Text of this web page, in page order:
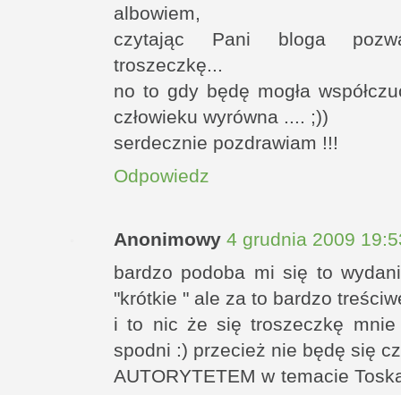
albowiem,
czytając Pani bloga
troszeczkę...
no to gdy będę mogła
człowieku wyrówna .... ;))
serdecznie pozdrawiam !!!
Odpowiedz
Anonimowy 4 grudnia 2009
bardzo podoba mi się to
"krótkie " ale za to bardzo
i to nic że się troszeczkę
spodni :) przecież nie będę się
AUTORYTETEM w temacie